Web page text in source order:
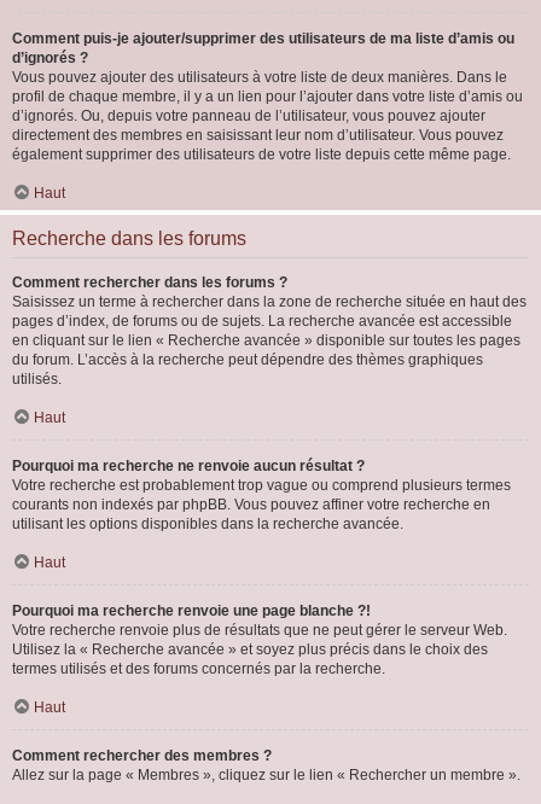
Comment puis-je ajouter/supprimer des utilisateurs de ma liste d’amis ou
d’ignorés ?
Vous pouvez ajouter des utilisateurs à votre liste de deux manières. Dans le
profil de chaque membre, il y a un lien pour l’ajouter dans votre liste d’amis ou
d’ignorés. Ou, depuis votre panneau de l’utilisateur, vous pouvez ajouter
directement des membres en saisissant leur nom d’utilisateur. Vous pouvez
également supprimer des utilisateurs de votre liste depuis cette même page.
Haut
Recherche dans les forums
Comment rechercher dans les forums ?
Saisissez un terme à rechercher dans la zone de recherche située en haut des
pages d’index, de forums ou de sujets. La recherche avancée est accessible
en cliquant sur le lien « Recherche avancée » disponible sur toutes les pages
du forum. L’accès à la recherche peut dépendre des thèmes graphiques
utilisés.
Haut
Pourquoi ma recherche ne renvoie aucun résultat ?
Votre recherche est probablement trop vague ou comprend plusieurs termes
courants non indexés par phpBB. Vous pouvez affiner votre recherche en
utilisant les options disponibles dans la recherche avancée.
Haut
Pourquoi ma recherche renvoie une page blanche ?!
Votre recherche renvoie plus de résultats que ne peut gérer le serveur Web.
Utilisez la « Recherche avancée » et soyez plus précis dans le choix des
termes utilisés et des forums concernés par la recherche.
Haut
Comment rechercher des membres ?
Allez sur la page « Membres », cliquez sur le lien « Rechercher un membre ».